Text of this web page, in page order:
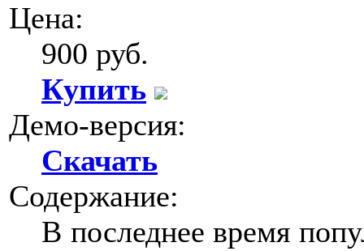
Цена:
900 руб.
Купить
Демо-версия:
Скачать
Содержание:
В последнее время